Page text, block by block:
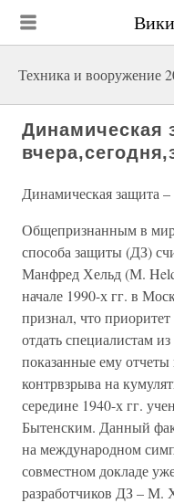
Техника и вооружение
Динамическая
Динамическая защита –
Общепризнанным в
способа защиты (ДЗ)
Манфред Хельд (М.
начале 1990-х гг. в
признал, что
отдать специалистам
показанные ему
контрвзрыва на
середине 1940-х гг.
Бытенским. Данный
на международном
совместном докладе
разработчиков ДЗ – М.